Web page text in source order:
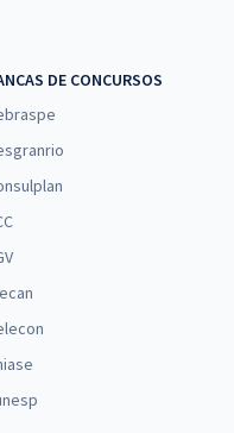
DE CONCURSOS